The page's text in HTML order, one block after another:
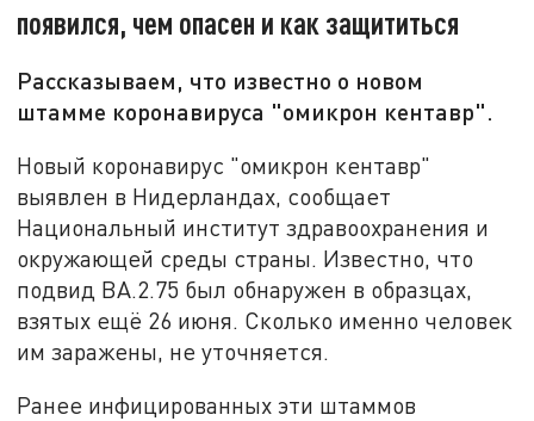
появился, чем опасен и как защититься
Рассказываем, что известно о новом
штамме коронавируса "омикрон кентавр".
Новый коронавирус "омикрон кентавр"
выявлен в Нидерландах, сообщает
Национальный институт здравоохранения и
окружающей среды страны. Известно, что
подвид BA.2.75 был обнаружен в образцах,
взятых ещё 26 июня. Сколько именно человек
им заражены, не уточняется.
Ранее инфицированных эти штаммов